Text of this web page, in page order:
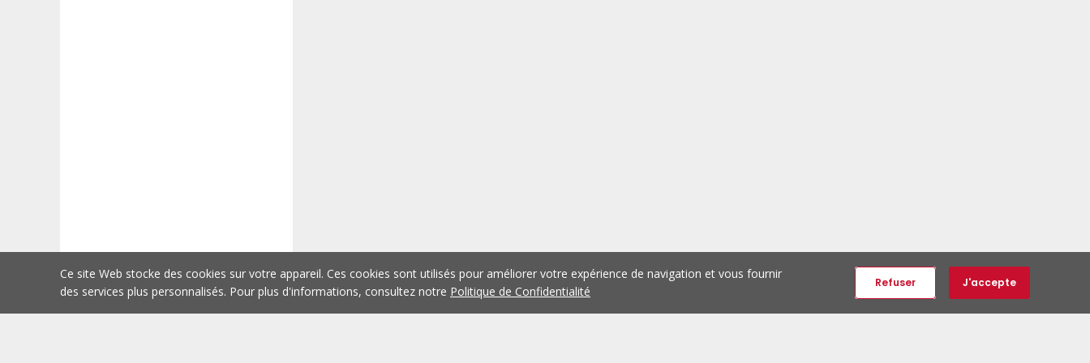
Ce site Web stocke des cookies sur votre appareil. Ces cookies sont utilisés pour améliorer votre expérience de navigation et vous fournir
des services plus personnalisés. Pour plus d'informations, consultez notre Politique de Confidentialité
Refuser J'accepte